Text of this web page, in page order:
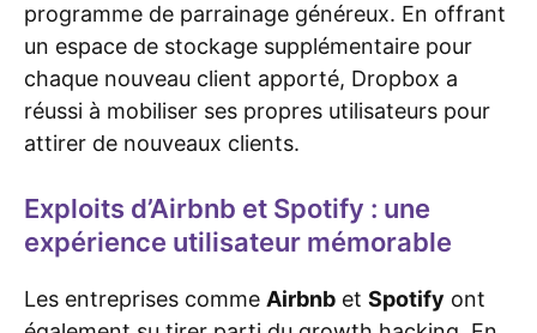
programme de parrainage généreux. En offrant
un espace de stockage supplémentaire pour
chaque nouveau client apporté, Dropbox a
réussi à mobiliser ses propres utilisateurs pour
attirer de nouveaux clients.
Exploits d’Airbnb et Spotify : une
expérience utilisateur mémorable
Les entreprises comme Airbnb et Spotify ont